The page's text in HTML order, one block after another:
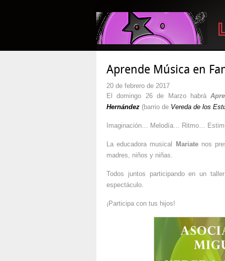
Aprende Música en
20 de febrero de 2017
El domingo 26 de Marzo habrá
Hernández (barrio de Vereda de los
Imaginación… Melodía… Ritmo…
La educadora musical Mariatenos
madres, niños y niñas.
Todos juntos participando en un
espectáculo.
¡Participa con tus hijos!